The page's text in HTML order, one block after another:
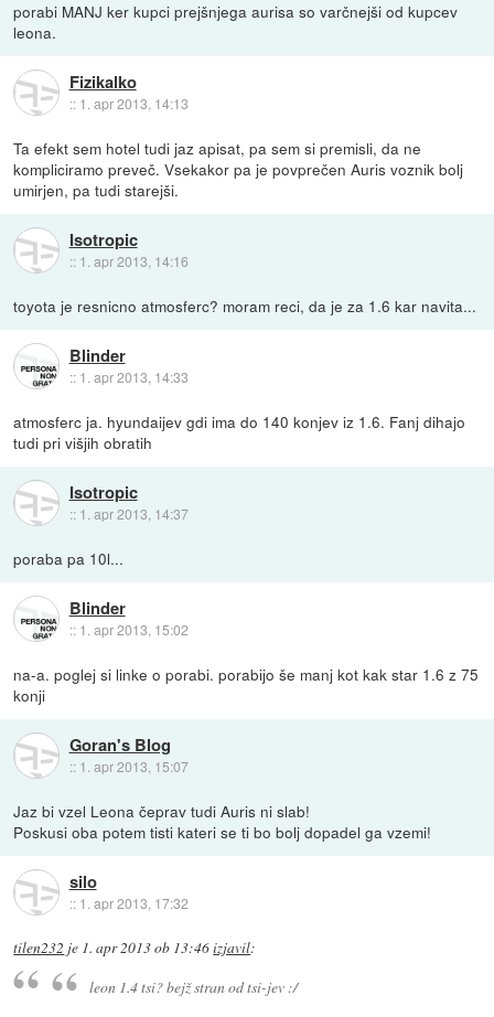
porabi MANJ ker kupci prejšnjega aurisa so varčnejši od kupcev
leona.
Fizikalko
:: 1. apr 2013, 14:13
Ta efekt sem hotel tudi jaz apisat, pa sem si premisli, da ne
kompliciramo preveč. Vsekakor pa je povprečen Auris voznik bolj
umirjen, pa tudi starejši.
Isotropic
:: 1. apr 2013, 14:16
toyota je resnicno atmosferc? moram reci, da je za 1.6 kar navita...
Blinder
:: 1. apr 2013, 14:33
atmosferc ja. hyundaijev gdi ima do 140 konjev iz 1.6. Fanj dihajo
tudi pri višjih obratih
Isotropic
:: 1. apr 2013, 14:37
poraba pa 10l...
Blinder
:: 1. apr 2013, 15:02
na-a. poglej si linke o porabi. porabijo še manj kot kak star 1.6 z 75
konji
Goran's Blog
:: 1. apr 2013, 15:07
Jaz bi vzel Leona čeprav tudi Auris ni slab!
Poskusi oba potem tisti kateri se ti bo bolj dopadel ga vzemi!
silo
:: 1. apr 2013, 17:32
tilen232 je 1. apr 2013 ob 13:46izjavil:
leon 1.4 tsi? bejž stran od tsi-jev :/